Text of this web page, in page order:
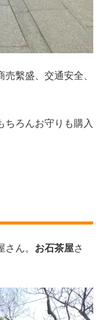
繫盛、交通安全、
ちろんお守りも購入
ん。 お石茶屋さ